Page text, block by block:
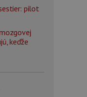
pilot
keďže